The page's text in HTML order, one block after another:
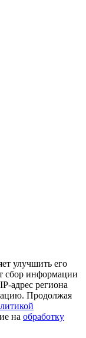
улучшить его
сбор информации
адрес региона
Продолжая
на обработку